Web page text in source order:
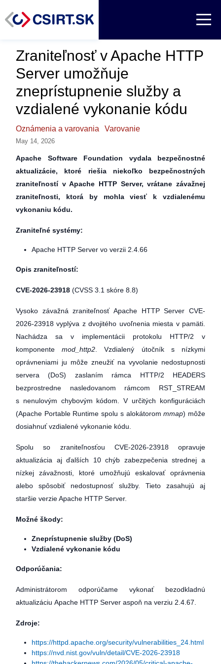
Zraniteľnosť v Apache HTTP
Server umožňuje
zneprístupnenie služby a
vzdialené vykonanie kódu
Oznámenia a varovania Varovanie
May 14, 2026
Apache Software Foundation vydala bezpečnostné
aktualizácie, ktoré riešia niekoľko bezpečnostných
zraniteľností v Apache HTTP Server, vrátane závažnej
zraniteľnosti, ktorá by mohla viesť k vzdialenému
vykonaniu kódu.
Zraniteľné systémy:
Apache HTTP Server vo verzii 2.4.66
Opis zraniteľností:
CVE-2026-23918 (CVSS 3.1 skóre 8.8)
Vysoko závažná zraniteľnosť Apache HTTP Server CVE-
2026-23918 vyplýva z dvojitého uvoľnenia miesta v pamäti.
Nachádza sa v implementácii protokolu HTTP/2 v
komponentemod_http2 . Vzdialený útočník s nízkymi
oprávneniami ju môže zneužiť na vyvolanie nedostupnosti
servera (DoS) zaslaním rámca HTTP/2 HEADERS
bezprostredne nasledovanom rámcom RST_STREAM
s nenulovým chybovým kódom. V určitých konfiguráciách
(Apache Portable Runtime spolu s alokátorommmap) môže
dosiahnuť vzdialené vykonanie kódu.
Spolu so zraniteľnosťou CVE-2026-23918 opravuje
aktualizácia aj ďalších 10 chýb zabezpečenia strednej a
nízkej závažnosti, ktoré umožňujú eskalovať oprávnenia
alebo spôsobiť nedostupnosť služby. Tieto zasahujú aj
staršie verzie Apache HTTP Server.
Možné škody:
Zneprístupnenie služby (DoS)
Vzdialené vykonanie kódu
Odporúčania:
Administrátorom odporúčame vykonať bezodkladnú
aktualizáciu Apache HTTP Server aspoň na verziu 2.4.67.
Zdroje:
https://httpd.apache.org/security/vulnerabilities_24.html
https://nvd.nist.gov/vuln/detail/CVE-2026-23918